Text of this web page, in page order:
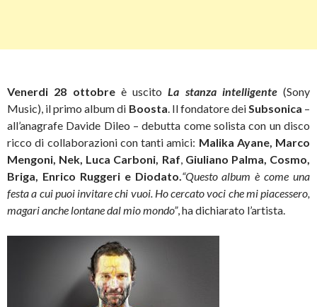
Venerdi 28 ottobre è uscitoLa stanza intelligente (Sony
Music), il primo album di Boosta . Il fondatore dei Subsonica –
all’anagrafe Davide Dileo – debutta come solista con un disco
ricco di collaborazioni con tanti amici: Malika Ayane, Marco
Mengoni, Nek, Luca Carboni, Raf Giuliano Palma, Cosmo,
Briga, Enrico Ruggeri e Diodato. “Questo album è come una
festa a cui puoi invitare chi vuoi. Ho cercato voci che mi piacessero,
magari anche lontane dal mio mondo”, ha dichiarato l’artista.